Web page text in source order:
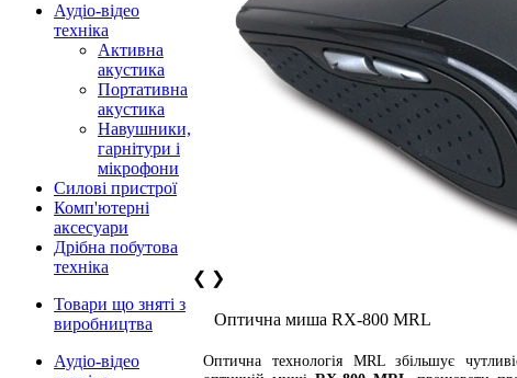
Аудіо-відео
техніка
Активна
акустика
Портативна
акустика
Навушники,
гарнітури і
мікрофони
Силові пристрої
Комп'ютерні
аксесуари
Дрібна побутова
техніка
Товари що зняті з
виробництва
Аудіо-відео
❮ ❯
Оптична миша RX-800 MRL
Оптична технологія MRL збільшує